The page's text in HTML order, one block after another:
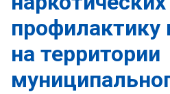
профилактику
на территории